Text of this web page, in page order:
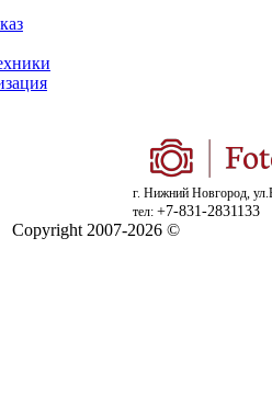
г. Нижний Новгород,
тел: +7-831-2831133
Copyright 2007-2026 ©